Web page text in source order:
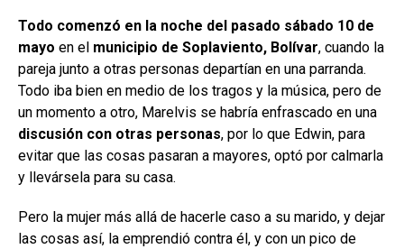
Todo comenzó en la noche del pasado sábado 10 de
mayo en el municipio de Soplaviento, Bolívar, cuando la
pareja junto a otras personas departían en una parranda.
Todo iba bien en medio de los tragos y la música, pero de
un momento a otro, Marelvis se habría enfrascado en una
discusión con otras personas, por lo que Edwin, para
evitar que las cosas pasaran a mayores, optó por calmarla
y llevársela para su casa.
Pero la mujer más allá de hacerle caso a su marido, y dejar
las cosas así, la emprendió contra él, y con un pico de